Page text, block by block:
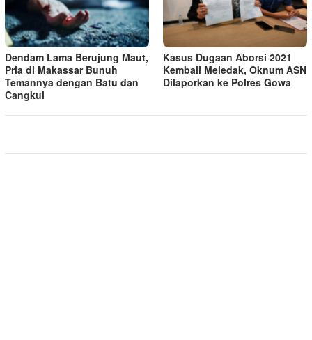
Dendam Lama Berujung Maut,
Pria di Makassar Bunuh
Temannya dengan Batu dan
Cangkul
Kasus Dugaan Aborsi 2021
Kembali Meledak, Oknum ASN
Dilaporkan ke Polres Gowa